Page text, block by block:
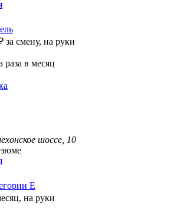
за смену, на руки
в месяц
шоссе, 10
Е
на руки